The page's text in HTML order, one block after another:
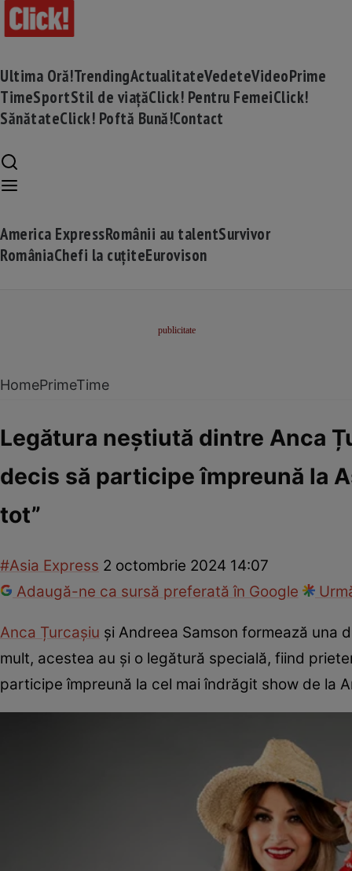
Ultima Oră!TrendingActualitateVedeteVideoPrime
TimeSportStil de viațăClick! Pentru FemeiClick!
SănătateClick! Poftă Bună!Contact
America ExpressRomânii au talentSurvivor
RomâniaChefi la cuțiteEurovison
HomePrimeTime
Legătura neștiută dintre Anca
decis să participe împreună la
tot”
#Asia Express 2 octombrie 2024 14:07
Adaugă-ne ca sursă preferată în Google
Anca Țurcașiu și Andreea Samson formează una
mult, acestea au și o legătură specială, fiind
participe împreună la cel mai îndrăgit show de la